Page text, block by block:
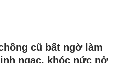
cũ bất ngờ làm
ngạc, khóc nức nở